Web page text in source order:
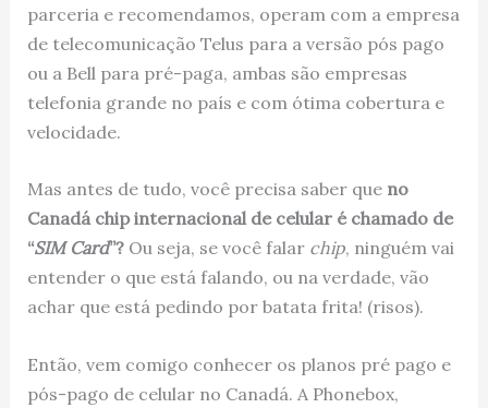
parceria e recomendamos, operam com a empresa
de telecomunicação Telus para a versão pós pago
ou a Bell para pré-paga, ambas são empresas
telefonia grande no país e com ótima cobertura e
velocidade.
Mas antes de tudo, você precisa saber que no
Canadá chip internacional de celular é chamado de
“SIM Card”? Ou seja, se você falar chip, ninguém vai
entender o que está falando, ou na verdade, vão
achar que está pedindo por batata frita! (risos).
Então, vem comigo conhecer os planos pré pago e
pós-pago de celular no Canadá. A Phonebox,